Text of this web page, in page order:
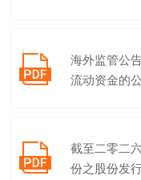

海外监管公
流动资金的

截至二零二
份之股份发